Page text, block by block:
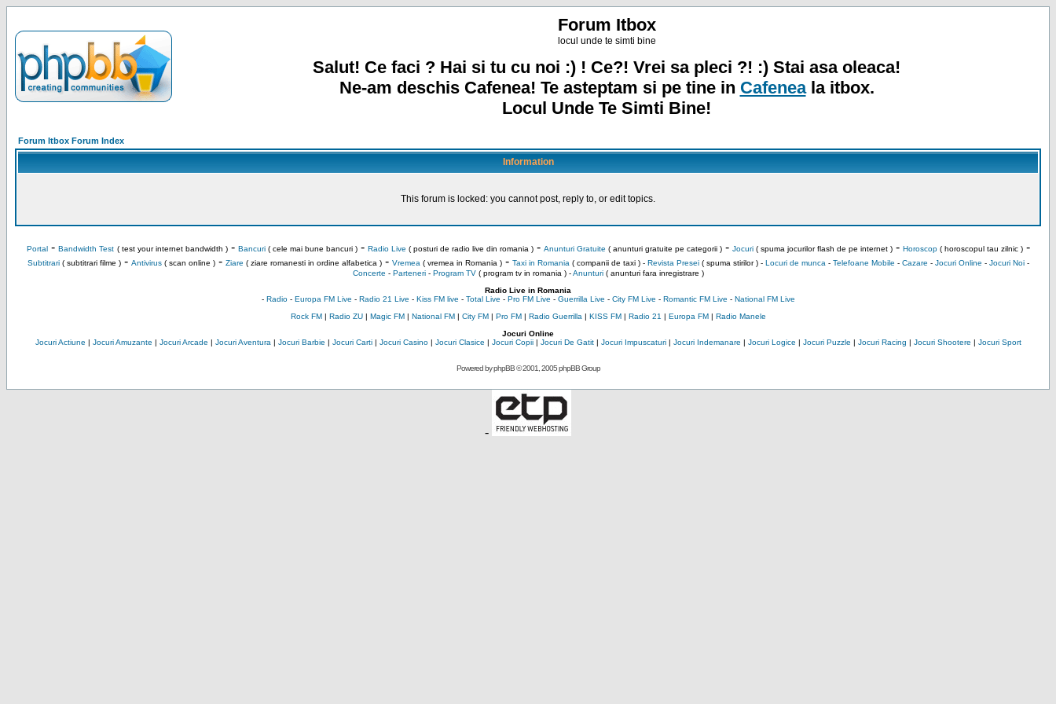
Forum Itbox
locul unde te simti bine
Salut! Ce faci ? Hai si tu cu noi :) ! Ce?! Vrei sa pleci ?! :) Stai asa oleaca!
Ne-am deschis Cafenea! Te asteptam si pe tine in Cafeneala itbox.
Locul Unde Te Simti Bine!
Forum Itbox Forum Index
Information
This forum is locked: you cannot post, reply to, or edit topics.
Portal- Bandwidth Test ( test your internet bandwidth )- Bancuri( cele mai bune bancuri )- Radio Live ( posturi de radio live din romania )- Anunturi Gratuite ( anunturi gratuite pe categorii )- Jocuri( spuma jocurilor flash de pe internet )- Horoscop( horoscopul tau zilnic )-
Subtitrari( subtitrari filme )- Antivirus( scan online )- Ziare ( ziare romanesti in ordine alfabetica )- Vremea ( vremea in Romania )- Taxi in Romania ( companii de taxi ) - Revista Presei( spuma stirilor ) - Locuri de munca - Telefoane Mobile - Cazare - Jocuri Online - Jocuri Noi-
Concerte - Parteneri- Program TV( program tv in romania )-Anunturi( anunturi fara inregistrare )
Radio Live in Romania
- Radio- Europa FM Live - Radio 21 Live - Kiss FM live - Total Live - Pro FM Live - Guerrilla Live - City FM Live - Romantic FM Live - National FM Live
Rock FM| Radio ZU| Magic FM| National FM| City FM| Pro FM| Radio Guerrilla | KISS FM| Radio 21 | Europa FM| Radio Manele
Jocuri Online
Jocuri Actiune | Jocuri Amuzante | Jocuri Arcade | Jocuri Aventura | Jocuri Barbie | Jocuri Carti| Jocuri Casino| Jocuri Clasice | Jocuri Copii| Jocuri De Gatit| Jocuri Impuscaturi| Jocuri Indemanare | Jocuri Logice | Jocuri Puzzle | Jocuri Racing | Jocuri Shootere | Jocuri Sport
Powered byphpBB© 2001, 2005 phpBB Group
-